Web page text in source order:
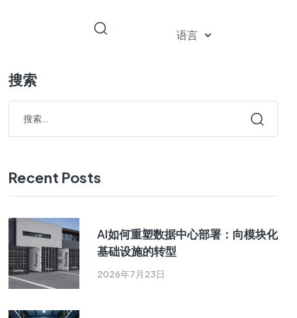
语言
搜索
Recent Posts
2026年7月23日
AI如何重塑数据中心部署：向模块化
基础设施的转型